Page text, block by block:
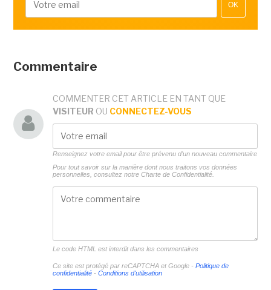
OK
Commentaire
COMMENTER CET ARTICLE EN TANT QUE
VISITEUR OU CONNECTEZ-VOUS
Renseignez votre email pour être prévenu d'un nouveau commentaire
Pour tout savoir sur la manière dont nous traitons vos données
personnelles, consultez notre Charte de Confidentialité.
Le code HTML est interdit dans les commentaires
Ce site est protégé par reCAPTCHA et Google - Politique de
confidentialité- Conditions d'utilisation